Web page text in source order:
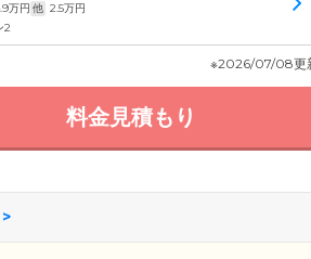
万円 他 2.5万円
2
※2026/07/08更
料金見積もり